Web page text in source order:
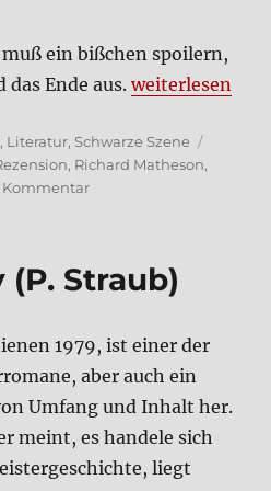
ein biß­chen spoi­lern,
das Ende aus.„Hell Hou­se
wei­ter­le­sen
, Literatur, Schwarze Szene
, Richard Matheson,
Kommentarzu
(Mathe­
(P. Straub)
1979, ist einer der
aber auch ein
Umfang und Inhalt her.
meint, es han­de­le sich
liegt